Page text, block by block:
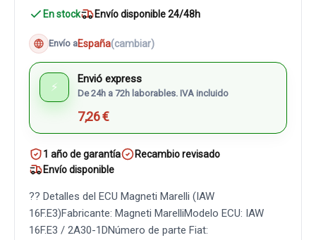
En stock Envío disponible 24/48h
Envío aEspaña(cambiar)
⚡
Envió express
De 24h a 72h laborables. IVA incluido
7,26 €
1 año de garantía
Recambio revisado
Envío disponible
?? Detalles del ECU Magneti Marelli (IAW
16F.E3)Fabricante: Magneti MarelliModelo ECU: IAW
16F.E3 / 2A30-1DNúmero de parte Fiat: